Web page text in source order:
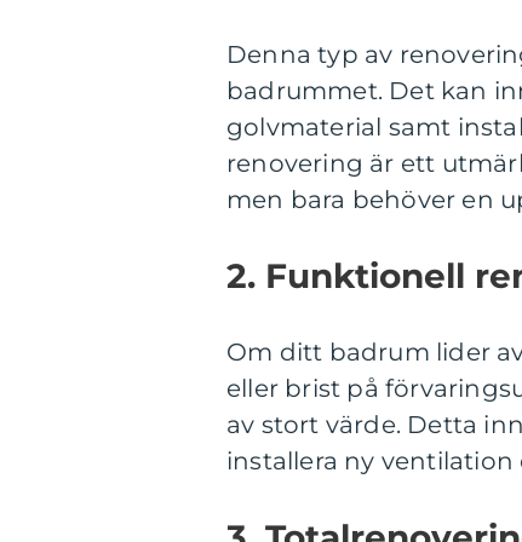
Denna typ av
badrummet. Det kan
golvmaterial samt
renovering är ett
men bara behöver en
2. Funktionell
Om ditt badrum lider
eller brist på
av stort värde. Detta
installera ny